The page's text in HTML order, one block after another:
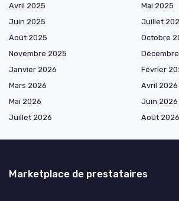
Avril 2025
Mai 2025
Juin 2025
Juillet
Août 2025
Octobre
Novembre 2025
Janvier 2026
Février
Mars 2026
Avril 2026
Mai 2026
Juin 2026
Juillet 2026
Août 2026
Marketplace de prestataires